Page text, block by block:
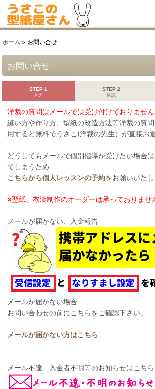
ホーム > お問い合せ
お問い合せ
STEP 1
入力
STEP 2
確認
洋裁の質問はメールでは受け付けておりません
縫い方や作り方、型紙の改造方法等洋裁の質問
用すると無料でうさこ(洋裁の先生）が直接お
どうしてもメールで個別指導が受けたい場合
てしまうため
こちらから個人レッスンの予約をお願いいた
※型紙、衣装制作のオーダーは承っておりませ
メールが届かない、入金報告
メールが届かない場合
お問い合わせの前にこちらをご確認下さい。
メールが届かない方はこちら
メール不達、入金者不明等のお知らせはこちら